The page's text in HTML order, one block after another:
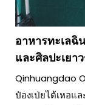
อาหารทะเลฉิ
และศิลปะเยา
Qinhuangdao
ป๋องเป่ยไต้เหอแ